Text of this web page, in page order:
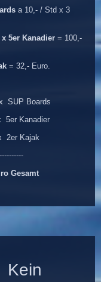
a 10,- / Std x 3
5er Kanadier = 100,-
= 32,- Euro.
SUP Boards
Gesamt
Kein